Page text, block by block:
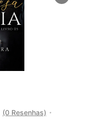
(0 Resenhas)